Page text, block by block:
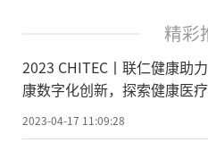
精彩
2023 CHITEC丨联仁健康助
康数字化创新，探索健康医
应用与发展
2023-04-17 11:09:28